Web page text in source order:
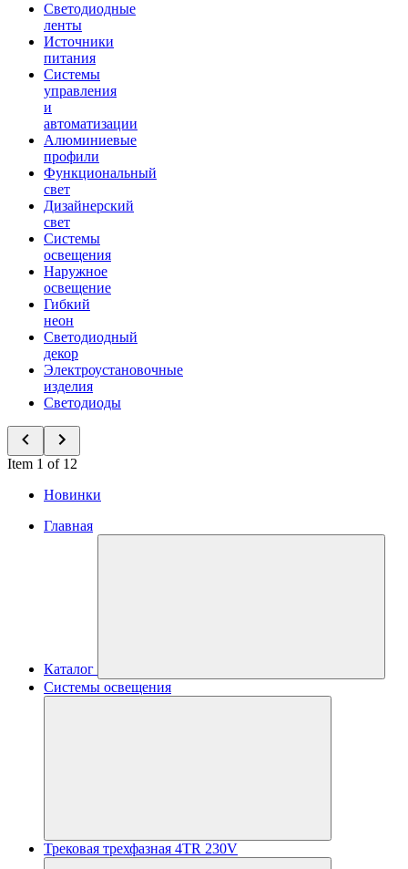
Светодиодные
ленты
Источники
питания
Системы
управления
и
автоматизации
Алюминиевые
профили
Функциональный
свет
Дизайнерский
свет
Системы
освещения
Наружное
освещение
Гибкий
неон
Светодиодный
декор
Электроустановочные
изделия
Светодиоды
Item 1 of 12
Новинки
Главная
Каталог
Системы освещения
Трековая трехфазная 4TR 230V